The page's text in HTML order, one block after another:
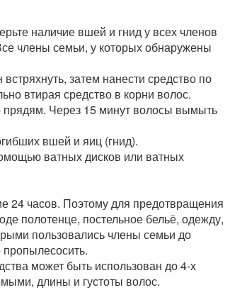
наличие вшей и гнид у всех членов
члены семьи, у которых обнаружены
затем нанести средство по
втирая средство в корни волос.
прядям. Через 15 минут волосы вымыть
вшей и яиц (гнид).
ватных дисков или ватных
24 часов. Поэтому для предотвращения
полотенце, постельное бельё, одежду,
пользовались члены семьи до
может быть использован до 4-х
длины и густоты волос.